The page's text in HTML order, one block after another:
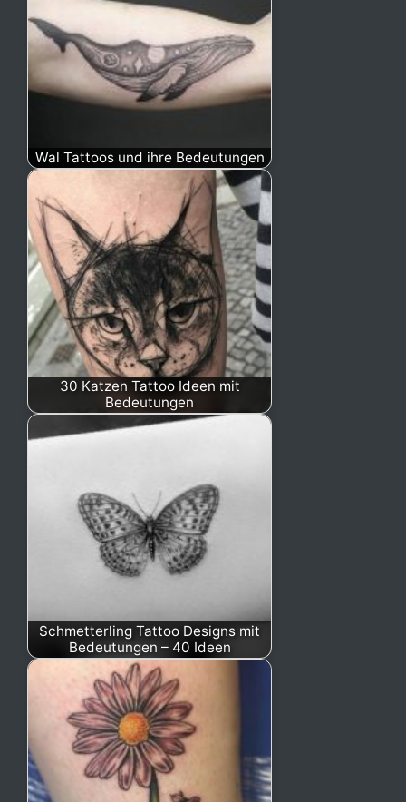
Wal Tattoos und ihre Bedeutungen
30 Katzen Tattoo Ideen mit
Bedeutungen
Schmetterling Tattoo Designs mit
Bedeutungen – 40 Ideen